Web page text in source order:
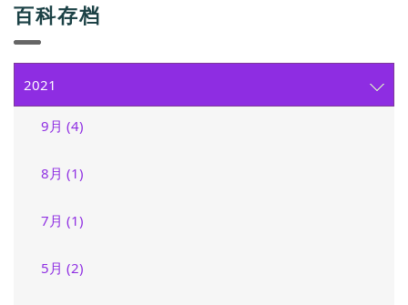
百科存档
2021
9月 (4)
8月 (1)
7月 (1)
5月 (2)